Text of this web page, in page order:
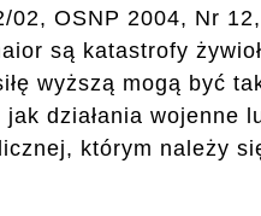
OSNP 2004, Nr
są katastrofy
wyższą mogą być
działania wojenne
którym należy